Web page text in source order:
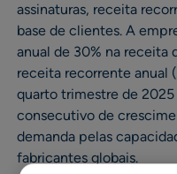
assinaturas, receita
base de clientes. A
anual de 30% na receita
receita recorrente anual
quarto trimestre de
consecutivo de
demanda pelas
fabricantes globais.